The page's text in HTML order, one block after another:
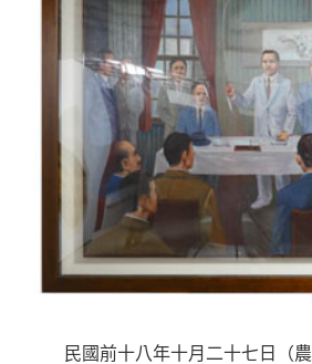
民國前十八年十月二十七日（農